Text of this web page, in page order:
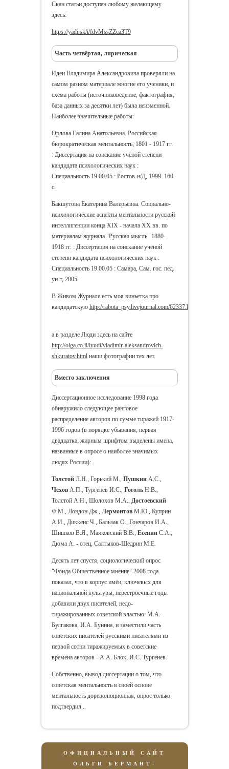
Скан статьи доступен любому желающему
здесь:
https://yadi.sk/i/fdvMssZZca3T9
Часть четвёртая, лирическая
Идеи Владимира Александровича проверяли на
самом разном материале многие его ученики, и
схема работы (источниковедение, фактография,
база данных за десятки лет) была неизменной.
Наиболее значительные работы:
Орлова Галина Анатольевна. Российская
бюрократическая ментальность, 1801 - 1917 гг.
: Диссертация на соискание учёной степени
кандидата психологических наук :
Специальность 19.00.05 : Ростов-н/Д, 1999. 160
с.
Бакшутова Екатерина Валерьевна. Социально-
психологические аспекты ментальности русской
интеллигенции конца XIX - начала ХХ вв. по
материалам журнала "Русская мысль" 1880-
1918 гг. : Диссертация на соискание учёной
степени кандидата психологических наук :
Специальность 19.00.05 : Самара, Сам. гос. пед.
ун-т, 2005.
В Живом Журнале есть моя виньетка про
кандидатскую http://rabota_psy.livejournal.com/62337.html
а в разделе Люди здесь на сайте
http://olga.co.il/lyudi/vladimir-aleksandrovich-
shkuratov.htmlнаши фотографии тех лет.
Вместо заключения
Диссертационное исследование 1998 года
обнаружило следующее ранговое
распределение авторов по сумме тиражей 1917-
1996 годов (в порядке убывания, первая
двадцатка; жирным шрифтом выделены имена,
названные в опросе о наиболее значимых
людях России):
ТолстойЛ.Н., Горький М., ПушкинА.С.,
ЧеховА.П., Тургенев И.С., ГогольН.В.,
Толстой А.Н., Шолохов М.А., Достоевский
Ф.М., Лондон Дж., ЛермонтовМ.Ю., Куприн
А.И., Диккенс Ч., Бальзак О., Гончаров И.А.,
Шишков В.Я., Маяковский В.В., ЕсенинС.А.,
Дюма А. - отец, Салтыков-Щедрин М.Е.
Десять лет спустя, социологический опрос
"Фонда Общественное мнение" 2008 года
показал, что в корпус имён, ключевых для
национальной культуры, перестроечные годы
добавили двух писателей, недо-
тиражированных советской властью: М.А.
Булгакова, И.А. Бунина, и заместили часть
советских писателей русскими писателями из
первой сотни тиражируемых в советские
времена авторов - А.А. Блок, И.С. Тургенев.
Собственно, вывод диссертации о том, что
советская ментальность в своей основе
ментальность дореволюционная, опрос только
подтвердил...
ОФИЦИАЛЬНЫЙ САЙТ
ОЛЬГИ БЕРМАНТ-